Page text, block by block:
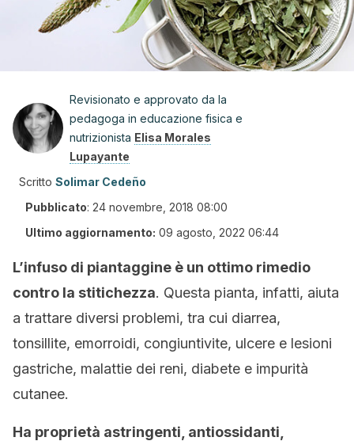
Revisionato e approvato da la
pedagoga in educazione fisica e
nutrizionista Elisa Morales
Lupayante
Scritto Solimar Cedeño
Pubblicato: 24 novembre, 2018 08:00
Ultimo aggiornamento: 09 agosto, 2022 06:44
L’infuso di piantaggine è un ottimo rimedio
contro la stitichezza. Questa pianta, infatti, aiuta
a trattare diversi problemi, tra cui diarrea,
tonsillite, emorroidi, congiuntivite, ulcere e lesioni
gastriche, malattie dei reni, diabete e impurità
cutanee.
Ha proprietà astringenti, antiossidanti,